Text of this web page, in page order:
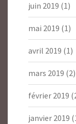
juin 2019 (1)
mai 2019 (1)
avril 2019 (1)
mars 2019 (2)
février 2019
janvier 2019